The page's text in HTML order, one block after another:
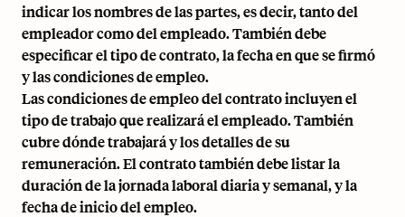
indicar los nombres de las partes, es decir, tanto del
empleador como del empleado. También debe
especificar el tipo de contrato, la fecha en que se firmó
y las condiciones de empleo.
Las condiciones de empleo del contrato incluyen el
tipo de trabajo que realizará el empleado. También
cubre dónde trabajará y los detalles de su
remuneración. El contrato también debe listar la
duración de la jornada laboral diaria y semanal, y la
fecha de inicio del empleo.